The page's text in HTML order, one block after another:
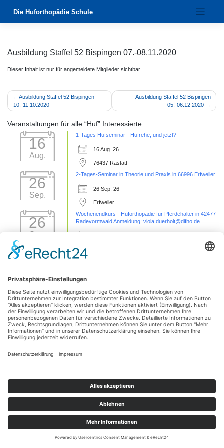
Die Huforthopädie Schule
Ausbildung Staffel 52 Bispingen 07.-08.11.2020
Dieser Inhalt ist nur für angemeldete Mitglieder sichtbar.
Beitragsnavigation
Ausbildung Staffel 52 Bispingen
10.-11.10.2020
Ausbildung Staffel 52 Bispingen
05.-06.12.2020
Veranstaltungen für alle “Huf” Interessierte
16
Aug.
1-Tages Hufseminar - Hufrehe, und jetzt?
16 Aug. 26
76437 Rastatt
26
Sep.
2-Tages-Seminar in Theorie und Praxis in 66996 Erfweiler
26 Sep. 26
Erfweiler
26
Sep.
Wochenendkurs - Huforthopädie für Pferdehalter in 42477
Radevormwald Anmeldung: viola.duerholt@difho.de
Okt.
Sezierseminar in 71576 Burgstetten (von
Burgstetten
01
Nov.
1 Tages Hufseminar-Sezieren16727 Velten - mit Michelle
Yakobi Anmeldung: unter info@difho.de
1 Nov. 26
© 2026Die Huforthopädie Schule |Bootstrap-Theme für WordPress